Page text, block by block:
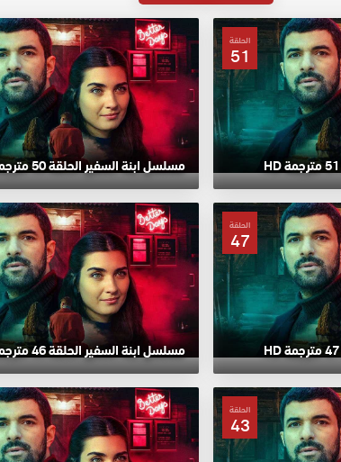
الحلقة
51
مسلسل ابنة السفير الحلقة 50 مترجمة HD
الحلقة
47
مسلسل ابنة السفير الحلقة 46 مترجمة HD
الحلقة
43